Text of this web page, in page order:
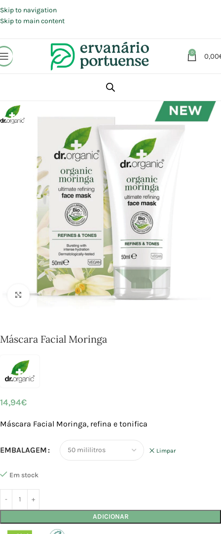
Skip to navigation
Skip to main content
0 0,00
Beleza | Cosmética | Higiene
Click to enlarge
Máscara Facial Moringa
14,94€
Máscara Facial Moringa, refina e tonifica
EMBALAGEM Limpar
Em stock
ADICIONAR